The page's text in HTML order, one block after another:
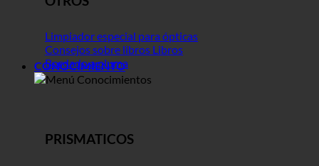
Limpiador especial para ópticas
Consejos sobre libros Libros
Bordado a pluma
CONOCIMIENTO
PRISMATICOS